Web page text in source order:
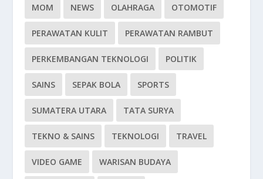
MOM NEWS OLAHRAGA OTOMOTIF
PERAWATAN KULIT PERAWATAN RAMBUT
PERKEMBANGAN TEKNOLOGI POLITIK
SAINS SEPAK BOLA SPORTS
SUMATERA UTARA TATA SURYA
TEKNO & SAINS TEKNOLOGI TRAVEL
VIDEO GAME WARISAN BUDAYA